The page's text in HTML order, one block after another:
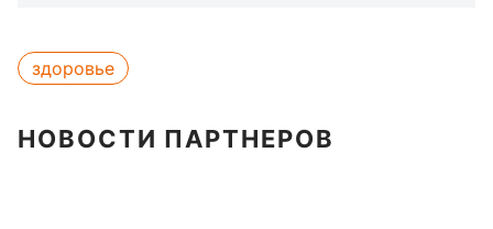
здоровье
НОВОСТИ ПАРТНЕРОВ